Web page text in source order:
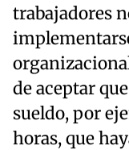
trabajadores
de aceptar
sueldo, por
horas, que